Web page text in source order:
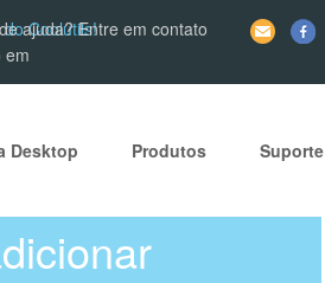
Coolutils!
ajuda? Entre em contato
em
Desktop Produtos Suporte